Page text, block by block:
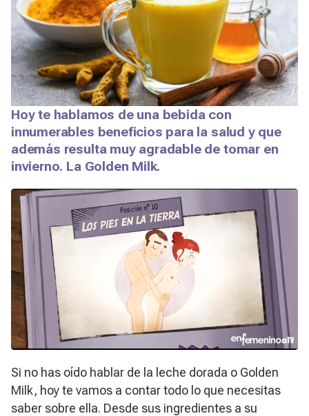
Hoy te hablamos de una bebida con
innumerables beneficios para la salud y que
además resulta muy agradable de tomar en
invierno. La Golden Milk.
Si no has oído hablar de la leche dorada o Golden
Milk, hoy te vamos a contar todo lo que necesitas
saber sobre ella. Desde sus ingredientes a su